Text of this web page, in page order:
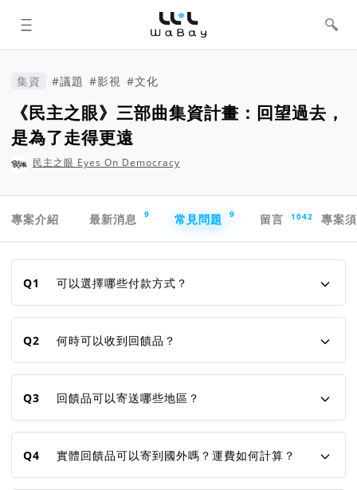
WaBay 挖貝 | 台灣最值得信賴的群眾
集資 / 群眾募資平台
集資 #議題 #影視 #文化
《民主之眼》三部曲集資計畫：回望過去，
是為了走得更遠
民主之眼 Eyes On Democracy
專案介紹
最新消息 9 常見問題 9 留言 1042 專案
Q1
可以選擇哪些付款方式？
Q2 何時可以收到回饋品？
Q3 回饋品可以寄送哪些地區？
Q4 實體回饋品可以寄到國外嗎？運費如何計算？